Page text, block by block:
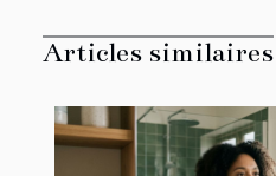
Articles similaires